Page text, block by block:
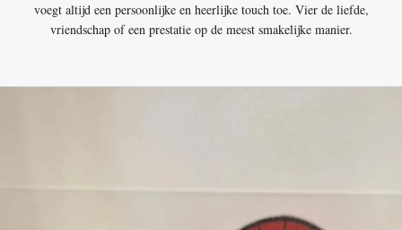
voegt altijd een persoonlijke en heerlijke touch toe. Vier de liefde,
vriendschap of een prestatie op de meest smakelijke manier.